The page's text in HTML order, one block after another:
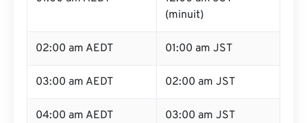
(minuit)
02:00 am AEDT 01:00 am JST
03:00 am AEDT 02:00 am JST
04:00 am AEDT 03:00 am JST